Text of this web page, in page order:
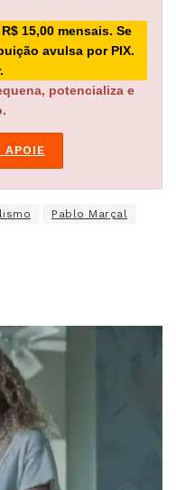
15,00 mensais. Se
avulsa por PIX.
potencializa e
APOIE
Pablo Marçal